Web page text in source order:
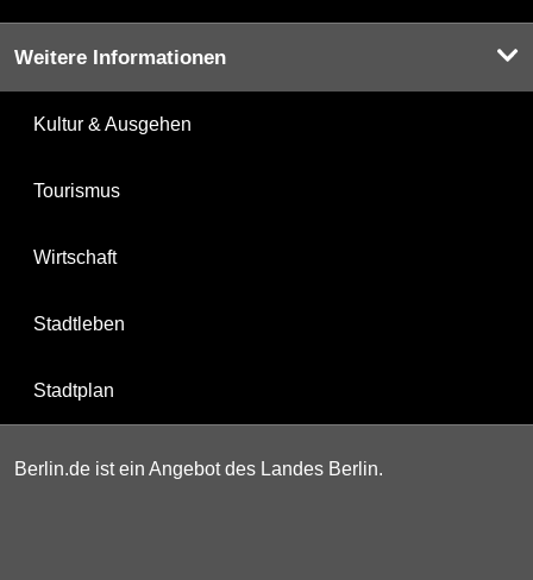
Weitere Informationen
Kultur & Ausgehen
Tourismus
Wirtschaft
Stadtleben
Stadtplan
Berlin.de ist ein Angebot des Landes Berlin.